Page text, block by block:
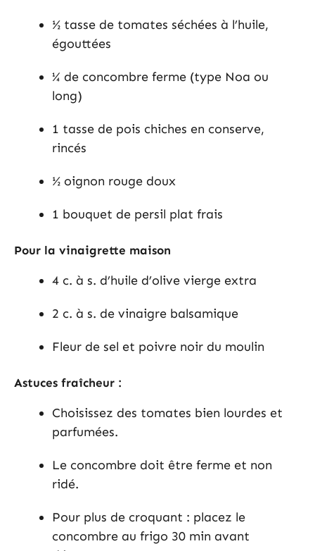
½ tasse de tomates séchées à l’huile,
égouttées
¼ de concombre ferme (type Noa ou
long)
1 tasse de pois chiches en conserve,
rincés
½ oignon rouge doux
1 bouquet de persil plat frais
Pour la vinaigrette maison
4 c. à s. d’huile d’olive vierge extra
2 c. à s. de vinaigre balsamique
Fleur de sel et poivre noir du moulin
Astuces fraîcheur :
Choisissez des tomates bien lourdes et
parfumées.
Le concombre doit être ferme et non
ridé.
Pour plus de croquant : placez le
concombre au frigo 30 min avant